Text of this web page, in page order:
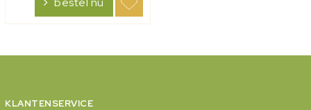
aspect van taal. Onder
ôôns gezeed: gebruiken
KLANTENSERVICE